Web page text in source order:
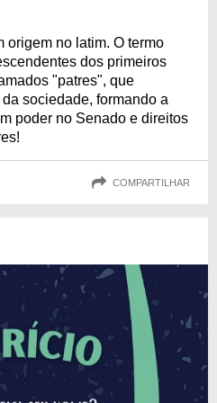
origem no latim. O termo
dos primeiros
"patres", que
sociedade, formando a
poder no Senado e direitos
COMPARTILHAR